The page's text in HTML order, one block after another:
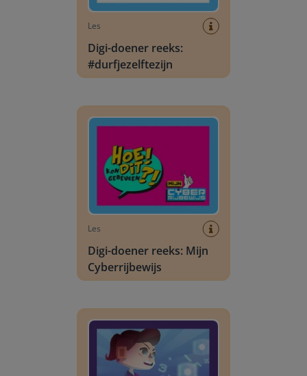
Les
Digi-doener reeks:
#durfjezelftezijn
Les
Digi-doener reeks: Mijn
Cyberrijbewijs